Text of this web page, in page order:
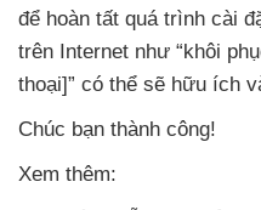
để hoàn tất quá trình cài
trên Internet như “khôi
thoại]” có thể sẽ hữu ích
Chúc bạn thành công!
Xem thêm: